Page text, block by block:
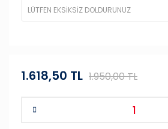
1.618,50 TL 1.950,00 TL